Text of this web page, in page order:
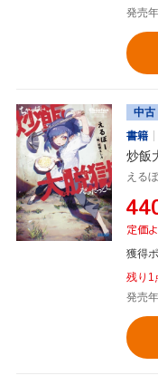
発売
中古
書籍
炒飯
える
定価
獲得
残り1
発売